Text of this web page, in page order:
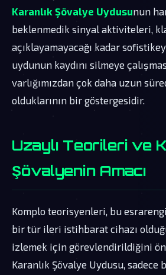
Karanlık Şövalye Uydusunun
beklenmedik sinyal aktiviteleri,
açıklayamayacağı kadar
uydunun kaydını silmeye
varlığımızdan çok daha uzun
olduklarının bir göstergesidir.
Uzaylı Teorileri ve
Şövalyenin Amacı
Komplo teorisyenleri, bu
bir tür ileri istihbarat cihazı
izlemek için görevlendirildiğini
Karanlık Şövalye Uydusu,